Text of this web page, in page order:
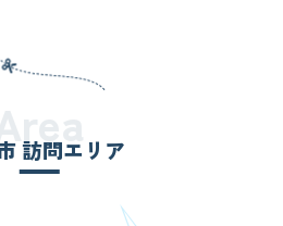
訪問エリア